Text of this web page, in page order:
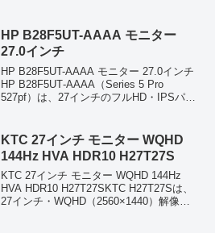
HP B28F5UT-AAAA モニター
27.0インチ
HP B28F5UT-AAAA モニター 27.0インチ
HP B28F5UT‑AAAA（Series 5 Pro
527pf）は、27インチのフルHD・IPSパネ
示...
KTC 27インチ モニター WQHD
144Hz HVA HDR10 H27T27S
KTC 27インチ モニター WQHD 144Hz
HVA HDR10 H27T27SKTC H27T27Sは、
27インチ・WQHD（2560×1440）解像度